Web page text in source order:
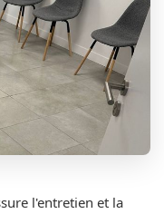
l'entretien et la